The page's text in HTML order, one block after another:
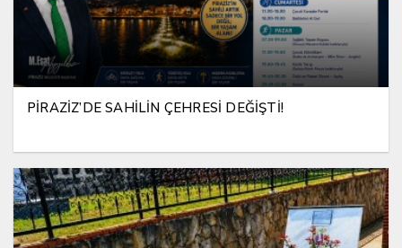
PİRAZİZ’DE SAHİLİN ÇEHRESİ DEĞİŞTİ!